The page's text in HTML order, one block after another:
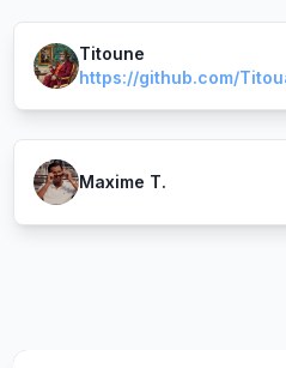
Titoune
Maxime T.